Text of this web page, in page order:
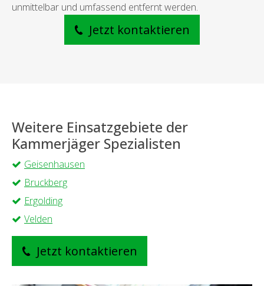
unmittelbar und umfassend entfernt werden.
Jetzt kontaktieren
Weitere Einsatzgebiete der
Kammerjäger Spezialisten
Geisenhausen
Bruckberg
Ergolding
Velden
Jetzt kontaktieren